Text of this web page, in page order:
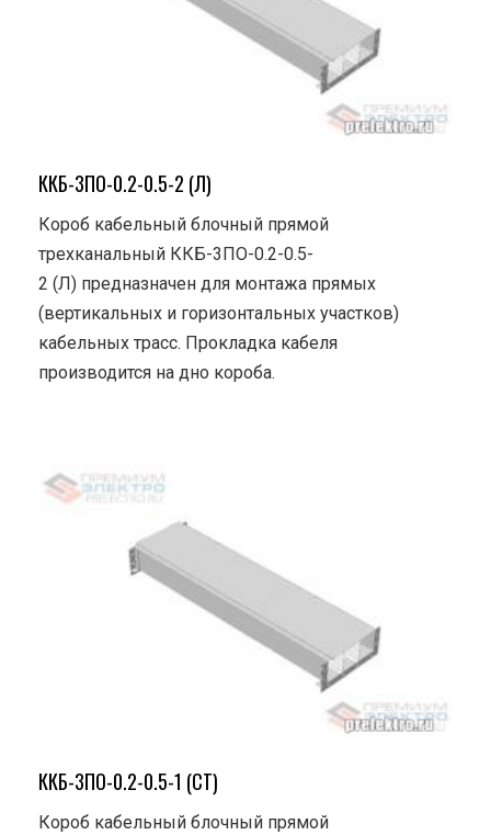
ККБ-3ПО-0.2-0.5-2 (Л)
Короб кабельный блочный прямой
трехканальный ККБ-3ПО-0.2-0.5-
2 (Л) предназначен для монтажа прямых
(вертикальных и горизонтальных участков)
кабельных трасс. Прокладка кабеля
производится на дно короба.
ККБ-3ПО-0.2-0.5-1 (СТ)
Короб кабельный блочный прямой